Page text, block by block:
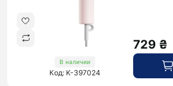
В наличии
Код: K-397024
729 ₴